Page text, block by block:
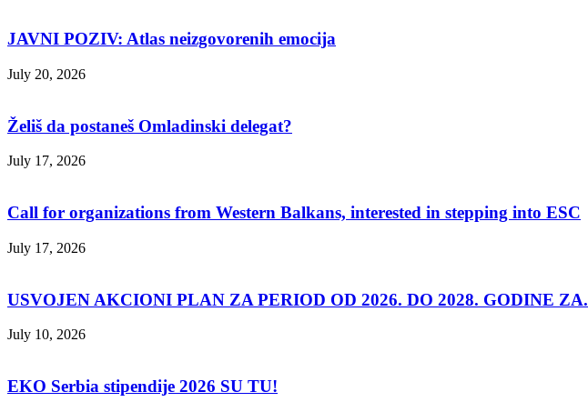
JAVNI POZIV: Atlas neizgovorenih emocija
July 20, 2026
Želiš da postaneš Omladinski delegat?
July 17, 2026
Call for organizations from Western Balkans, interested in stepping into ESC
July 17, 2026
USVOJEN AKCIONI PLAN ZA PERIOD OD 2026. DO 2028. GODINE
July 10, 2026
EKO Serbia stipendije 2026 SU TU!